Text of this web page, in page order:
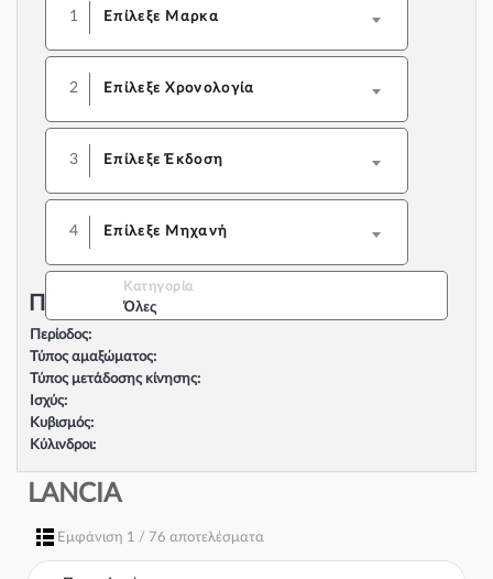
1 Επίλεξε Μαρκα
2 Επίλεξε Χρονολογία
3 Επίλεξε Έκδοση
4 Επίλεξε Μηχανή
Κατηγορία
Όλες
Περιγραφή Αυτοκινήτου:
Περίοδος:
Τύπος αμαξώματος:
Τύπος μετάδοσης κίνησης:
Ισχύς:
Κυβισμός:
Κύλινδροι:
Τύπος κινητήρα:
LANCIA
Εμφάνιση 1 / 76 αποτελέσματα